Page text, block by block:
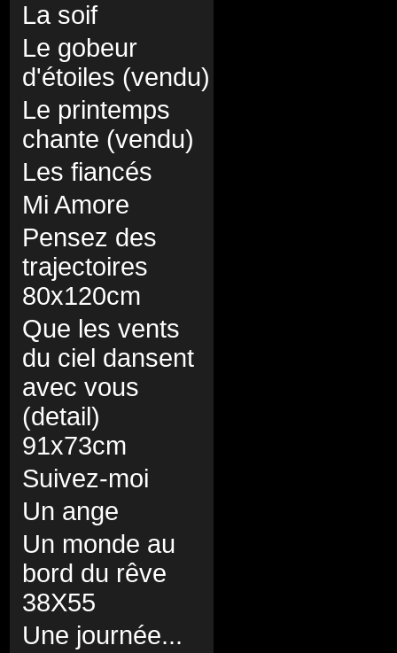
La soif
Le gobeur
d'étoiles (vendu)
Le printemps
chante (vendu)
Les fiancés
Mi Amore
Pensez des
trajectoires
80x120cm
Que les vents
du ciel dansent
avec vous
(detail)
91x73cm
Suivez-moi
Un ange
Un monde au
bord du rêve
38X55
Une journée...